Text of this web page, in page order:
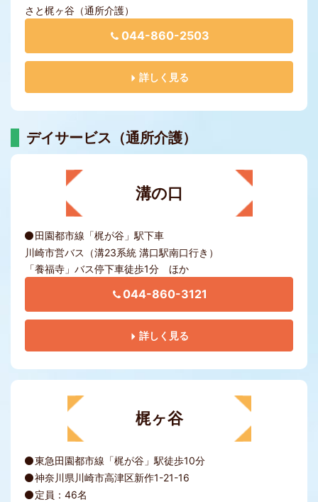
さと梶ヶ谷（通所介護）
044-860-2503
詳しく見る
デイサービス（通所介護）
溝の口
田園都市線「梶が谷」駅下車
川崎市営バス（溝23系統 溝口駅南口行き）
「養福寺」バス停下車徒歩1分 ほか
044-860-3121
詳しく見る
梶ヶ谷
東急田園都市線「梶が谷」駅徒歩10分
神奈川県川崎市高津区新作1-21-16
定員：46名